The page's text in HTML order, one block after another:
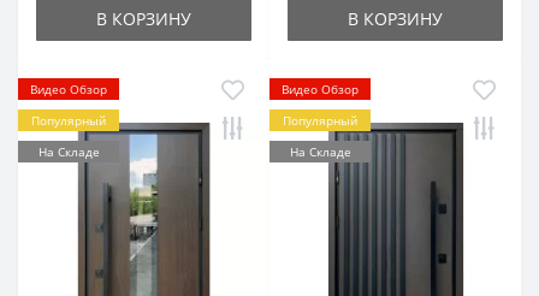
В КОРЗИНУ В КОРЗИНУ
Видео Обзор
Популярный
На Складе
Видео Обзор
Популярный
На Складе